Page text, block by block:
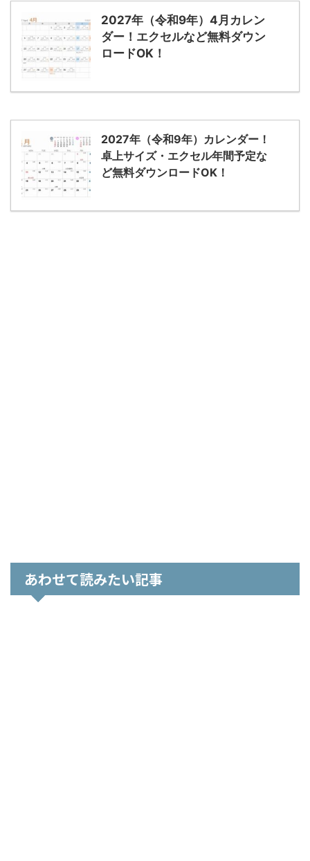
2027年（令和9年）4月カレン
ダー！エクセルなど無料ダウン
ロードOK！
2027年（令和9年）カレンダー！
卓上サイズ・エクセル年間予定な
ど無料ダウンロードOK！
あわせて読みたい記事